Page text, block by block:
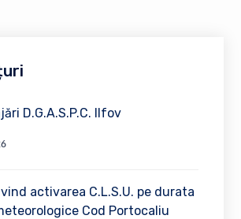
D.G.A.S.P.C. Ilfov
activarea C.L.S.U. pe durata
Cod Portocaliu